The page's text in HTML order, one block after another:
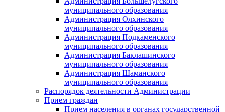
муниципального образования
Администрация Олхинского
муниципального образования
Администрация Подкаменского
муниципального образования
Администрация Баклашинского
муниципального образования
Администрация Шаманского
муниципального образования
Распорядок деятельности Администрации
Прием граждан
Прием населения в органах государственной